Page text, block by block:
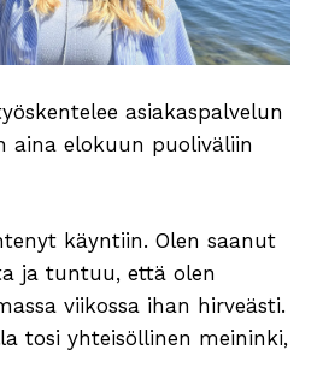
asiakaspalvelun
aina elokuun puoliväliin
käyntiin. Olen saanut
ja tuntuu, että olen
viikossa ihan hirveästi.
tosi yhteisöllinen meininki,